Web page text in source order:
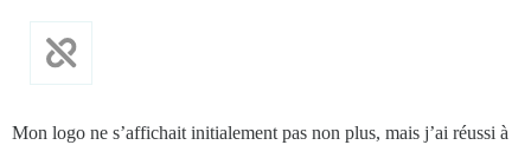
Mon logo ne s’affichait initialement pas non plus, mais j’ai réussi à